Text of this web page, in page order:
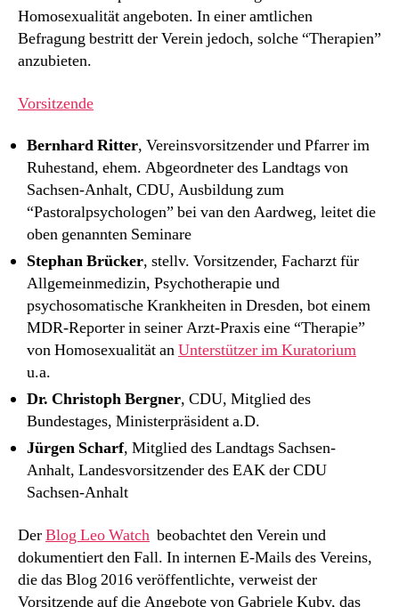
Homosexualität angeboten. In einer amtlichen
Befragung bestritt der Verein jedoch, solche “Therapien”
anzubieten.
Vorsitzende
Bernhard Ritter, Vereinsvorsitzender und Pfarrer im
Ruhestand, ehem. Abgeordneter des Landtags von
Sachsen-Anhalt, CDU, Ausbildung zum
“Pastoralpsychologen” bei van den Aardweg, leitet die
oben genannten Seminare
Stephan Brücker, stellv. Vorsitzender, Facharzt für
Allgemeinmedizin, Psychotherapie und
psychosomatische Krankheiten in Dresden, bot einem
MDR-Reporter in seiner Arzt-Praxis eine “Therapie”
von Homosexualität anUnterstützer im Kuratorium
u.a.
Dr. Christoph Bergner, CDU, Mitglied des
Bundestages, Ministerpräsident a.D.
Jürgen Scharf, Mitglied des Landtags Sachsen-
Anhalt, Landesvorsitzender des EAK der CDU
Sachsen-Anhalt
DerBlog Leo Watch beobachtet den Verein und
dokumentiert den Fall. In internen E-Mails des Vereins,
die das Blog 2016 veröffentlichte, verweist der
Vorsitzende auf die Angebote von Gabriele Kuby, das